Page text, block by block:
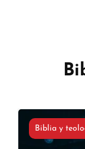
Biblia y